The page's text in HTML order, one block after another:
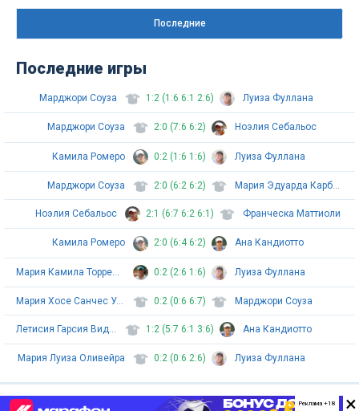
Последниe
Последние игры
Марджори Соуза 1:2 (1:6 6:1 2:6) Луиза Фуллана
Марджори Соуза 2:0 (7:6 6:2) Ноэлия Себальос
Камила Ромеро 0:2 (1:6 1:6) Луиза Фуллана
Марджори Соуза 2:0 (6:2 6:2) Мария Эдуарда Карбоне Душ Сантуш
Ноэлия Себальос 2:1 (6:7 6:2 6:1) Франческа Маттиоли
Камила Ромеро 2:0 (6:4 6:2) Ана Кандиотто
0:2 (2:6 1:6) Луиза Фуллана
Мария Хосе Санчес Урибе 0:2 (0:6 6:7) Марджори Соуза
Летисия Гарсия Видаль 1:2 (5:7 6:1 3:6) Ана Кандиотто
Мария Луиза Оливейра 0:2 (0:6 2:6) Луиза Фуллана
×
Реклама +18